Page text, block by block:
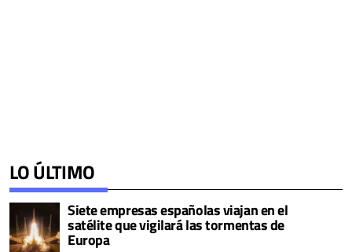
LO ÚLTIMO
Siete empresas españolas viajan en el
satélite que vigilará las tormentas de
Europa